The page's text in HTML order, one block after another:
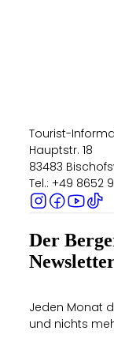
Tourist-
Hauptstr. 18
83483
Tel.: +49 8652
Der
Jeden Monat
und nichts